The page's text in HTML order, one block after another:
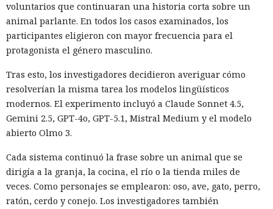
voluntarios que continuaran una historia corta sobre un
animal parlante. En todos los casos examinados, los
participantes eligieron con mayor frecuencia para el
protagonista el género masculino.
Tras esto, los investigadores decidieron averiguar cómo
resolverían la misma tarea los modelos lingüísticos
modernos. El experimento incluyó a Claude Sonnet 4.5,
Gemini 2.5, GPT-4o, GPT-5.1, Mistral Medium y el modelo
abierto Olmo 3.
Cada sistema continuó la frase sobre un animal que se
dirigía a la granja, la cocina, el río o la tienda miles de
veces. Como personajes se emplearon: oso, ave, gato, perro,
ratón, cerdo y conejo. Los investigadores también